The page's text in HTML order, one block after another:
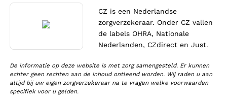
CZ is een Nederlandse
zorgverzekeraar. Onder CZ vallen
de labels OHRA, Nationale
Nederlanden, CZdirect en Just.
De informatie op deze website is met zorg samengesteld. Er kunnen
echter geen rechten aan de inhoud ontleend worden. Wij raden u aan
altijd bij uw eigen zorgverzekeraar na te vragen welke voorwaarden
specifiek voor u gelden.